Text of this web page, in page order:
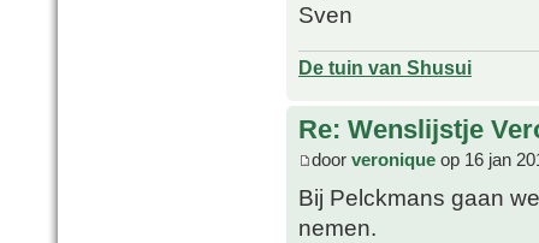
Sven
De tuin van Shusui
Re: Wenslijstje
door veronique op 16 jan
Bij Pelckmans gaan
nemen.